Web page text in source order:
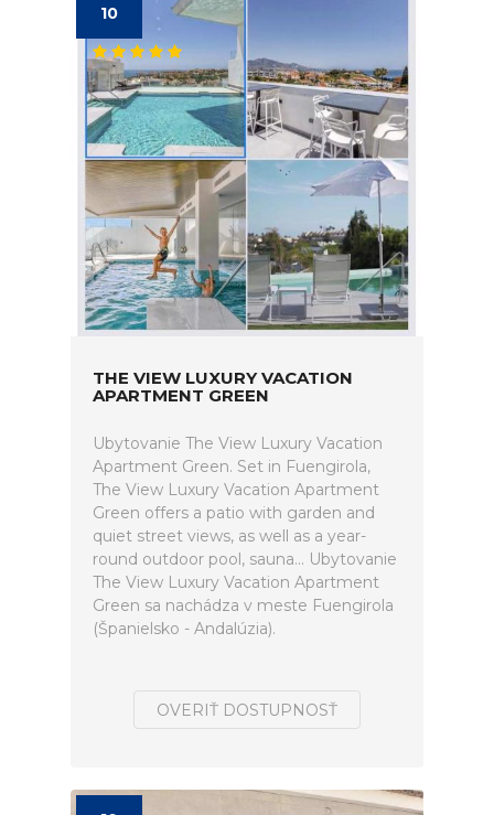
10
THE VIEW LUXURY VACATION
APARTMENT GREEN
Ubytovanie The View Luxury Vacation
Apartment Green. Set in Fuengirola,
The View Luxury Vacation Apartment
Green offers a patio with garden and
quiet street views, as well as a year-
round outdoor pool, sauna... Ubytovanie
The View Luxury Vacation Apartment
Green sa nachádza v meste Fuengirola
(Španielsko - Andalúzia).
OVERIŤ DOSTUPNOSŤ